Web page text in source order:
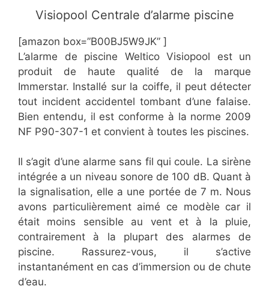
​Visiopool Centrale d’alarme piscine
[amazon box=”​B00BJ5W9JK” ]
L’alarme de piscine Weltico Visiopool est un
produit de haute qualité de la marque
Immerstar. Installé sur la coiffe, il peut détecter
tout incident accidentel tombant d’une falaise.
Bien entendu, il est conforme à la norme 2009
NF P90-307-1 et convient à toutes les piscines.
Il s’agit d’une alarme sans fil qui coule. La sirène
intégrée a un niveau sonore de 100 dB. Quant à
la signalisation, elle a une portée de 7 m. Nous
avons particulièrement aimé ce modèle car il
était moins sensible au vent et à la pluie,
contrairement à la plupart des alarmes de
piscine. Rassurez-vous, il s’active
instantanément en cas d’immersion ou de chute
d’eau.